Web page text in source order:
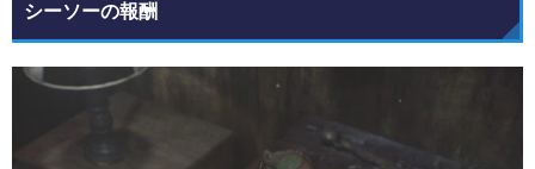
シーソーの報酬